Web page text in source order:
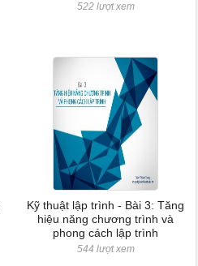
522 lượt xem
Kỹ thuật lập trình - Bài 3: Tăng
hiệu năng chương trình và
phong cách lập trình
544 lượt xem